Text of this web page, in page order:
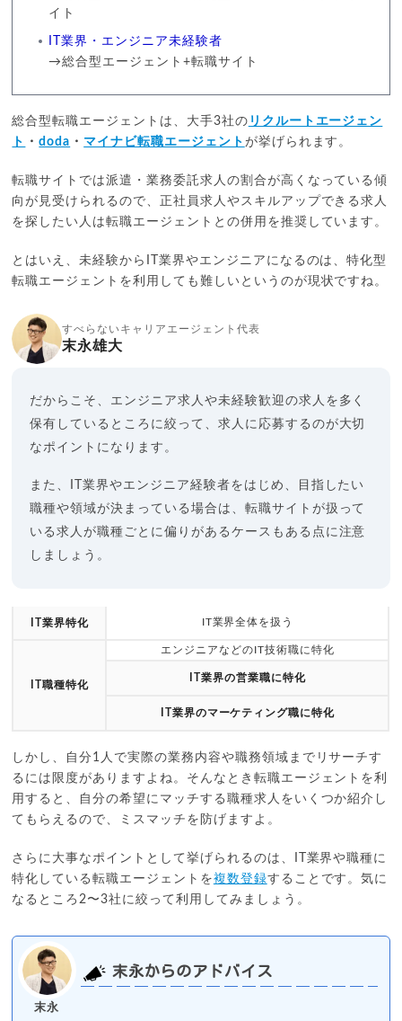
イト
IT業界・エンジニア未経験者
→総合型エージェント+転職サイト
総合型転職エージェントは、大手3社の リクルートエージェン
ト
・doda ・ マイナビ転職エージェント が挙げられます。
転職サイトでは派遣・業務委託求人の割合が高くなっている傾
向が見受けられるので、正社員求人やスキルアップできる求人
を探したい人は転職エージェントとの併用を推奨しています。
とはいえ、未経験からIT業界やエンジニアになるのは、特化型
転職エージェントを利用しても難しいというのが現状ですね。
すべらないキャリアエージェント代表
末永雄大
だからこそ、エンジニア求人や未経験歓迎の求人を多く
保有しているところに絞って、求人に応募するのが大切
なポイントになります。
また、IT業界やエンジニア経験者をはじめ、目指したい
職種や領域が決まっている場合は、転職サイトが扱って
いる求人が職種ごとに偏りがあるケースもある点に注意
しましょう。
IT業界特化 IT業界全体を扱う
IT職種特化
エンジニアなどのIT技術職に特化
IT業界の営業職に特化
IT業界のマーケティング職に特化
しかし、自分1人で実際の業務内容や職務領域までリサーチす
るには限度がありますよね。そんなとき転職エージェントを利
用すると、自分の希望にマッチする職種求人をいくつか紹介し
てもらえるので、ミスマッチを防げますよ。
さらに大事なポイントとして挙げられるのは、IT業界や職種に
特化している転職エージェントを複数登録することです。気に
なるところ2〜3社に絞って利用してみましょう。
末永
末永からのアドバイス